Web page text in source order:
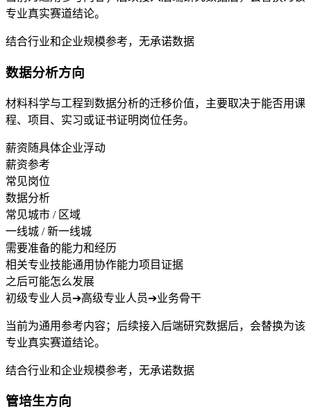
专业真实赛道结论。
结合行业和企业规模参考，无承诺数据
数据分析方向
材料科学与工程到数据分析的迁移价值，主要取决于能否用课
程、项目、实习或证书证明岗位任务。
薪资随具体企业浮动
薪资参考
常见岗位
数据分析
常见城市 / 区域
一线城 / 新一线城
需要准备的能力和经历
相关专业技能通用协作能力项目证据
之后可能怎么发展
初级专业人员➔高级专业人员➔业务骨干
当前为通用参考内容；后续接入后端研究数据后，会替换为该
专业真实赛道结论。
结合行业和企业规模参考，无承诺数据
管培生方向